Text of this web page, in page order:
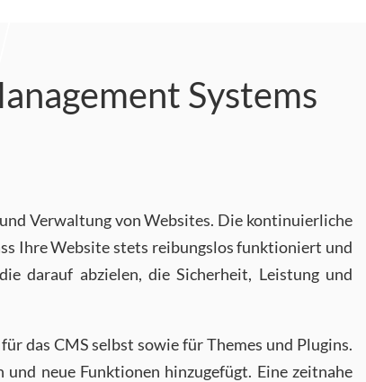
Systems
Verwaltung von Websites. Die kontinuierliche
Ihre Website stets reibungslos funktioniert und
darauf abzielen, die Sicherheit, Leistung und
das CMS selbst sowie für Themes und Plugins.
neue Funktionen hinzugefügt. Eine zeitnahe